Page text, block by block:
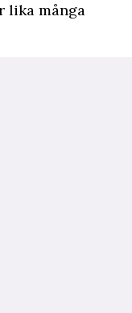
lika många